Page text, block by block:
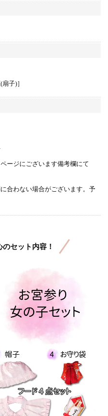
子)］
ージにございます備考欄にて
合わない場合がございます。予
セット内容！